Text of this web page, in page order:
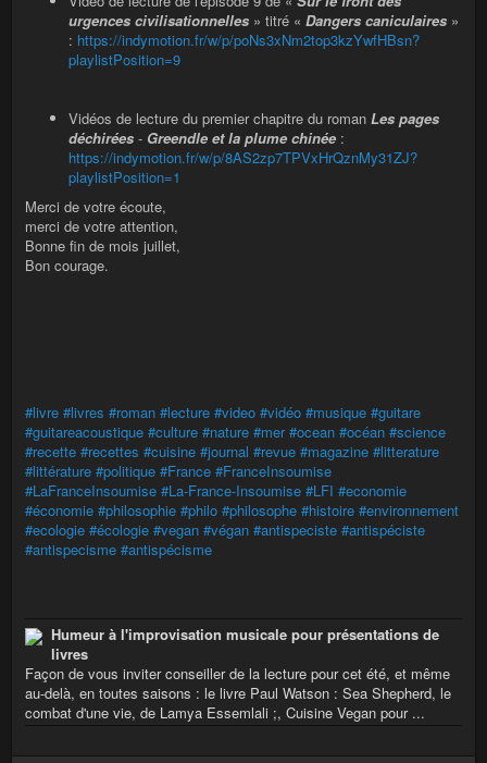
urgences civilisationnelles » titré « Dangers caniculaires »
: https://indymotion.fr/w/p/poNs3xNm2top3kzYwfHBsn?
playlistPosition=9
Vidéos de lecture du premier chapitre du roman Les pages
déchirées - Greendle et la plume chinée :
https://indymotion.fr/w/p/8AS2zp7TPVxHrQznMy31ZJ?
playlistPosition=1
Merci de votre écoute,
merci de votre attention,
Bonne fin de mois juillet,
Bon courage.
#livre #livres #roman #lecture #video #vidéo #musique #guitare
#guitareacoustique #culture #nature #mer #ocean #océan #science
#recette #recettes #cuisine #journal #revue #magazine #litterature
#littérature #politique #France #FranceInsoumise
#LaFranceInsoumise #La-France-Insoumise #LFI #economie
#économie #philosophie #philo #philosophe #histoire #environnement
#ecologie #écologie #vegan #végan #antispeciste #antispéciste
#antispecisme #antispécisme
Humeur à l'improvisation musicale pour présentations de
livres
Façon de vous inviter conseiller de la lecture pour cet été, et même
au-delà, en toutes saisons : le livre Paul Watson : Sea Shepherd, le
combat d'une vie, de Lamya Essemlali ;, Cuisine Vegan pour ...